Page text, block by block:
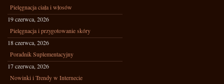
Pielęgnacja ciała i włosów
19 czerwca, 2026
Pielęgnacja i przygotowanie skóry
18 czerwca, 2026
Poradnik Suplementacyjny
17 czerwca, 2026
Nowinki i Trendy w Internecie